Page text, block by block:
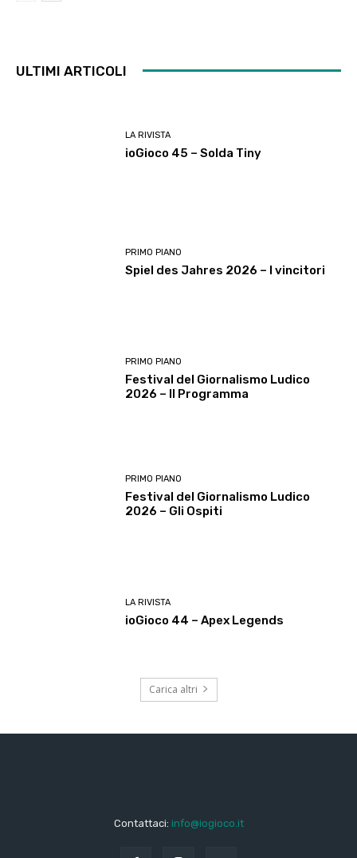
ULTIMI ARTICOLI
LA RIVISTA
ioGioco 45 – Solda Tiny
PRIMO PIANO
Spiel des Jahres 2026 – I vincitori
PRIMO PIANO
Festival del Giornalismo Ludico
2026 – Il Programma
PRIMO PIANO
Festival del Giornalismo Ludico
2026 – Gli Ospiti
LA RIVISTA
ioGioco 44 – Apex Legends
Carica altri
Contattaci: info@iogioco.it